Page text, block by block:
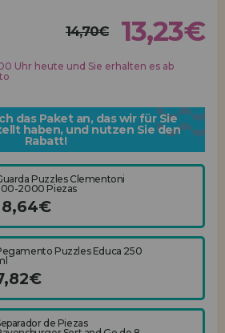
14,70€ 13,23€
Uhr heute und Sie erhalten es ab
das Paket an, das wir für Sie
haben, und nutzen Sie den
Rabatt!
Puzzles Clementoni
2000 Piezas
Puzzles Educa 250
de Piezas